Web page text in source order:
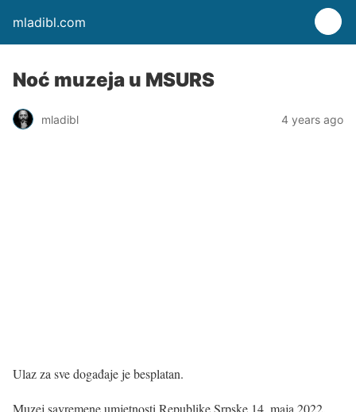
mladibl.com
Noć muzeja u MSURS
mladibl 4 years ago
Ulaz za sve događaje je besplatan.
Muzej savremene umjetnosti Republike Srpske 14. maja 2022.